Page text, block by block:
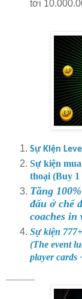
tới
Sự Kiện
Sự kiện
thoại (Buy
Tăng
đấu ở chế
coaches in
Sự kiện
(The event
player cards
———